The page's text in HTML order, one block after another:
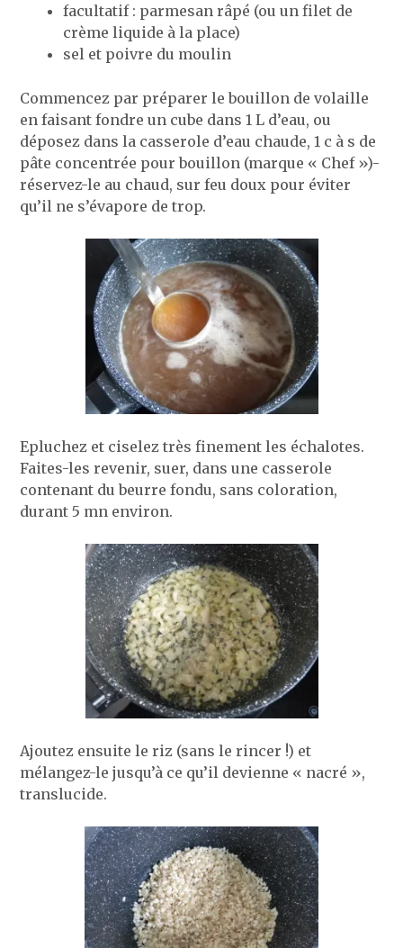
facultatif : parmesan râpé (ou un filet de
crème liquide à la place)
sel et poivre du moulin
Commencez par préparer le bouillon de volaille
en faisant fondre un cube dans 1 L d’eau, ou
déposez dans la casserole d’eau chaude, 1 c à s de
pâte concentrée pour bouillon (marque « Chef »)-
réservez-le au chaud, sur feu doux pour éviter
qu’il ne s’évapore de trop.
Epluchez et ciselez très finement les échalotes.
Faites-les revenir, suer, dans une casserole
contenant du beurre fondu, sans coloration,
durant 5 mn environ.
Ajoutez ensuite le riz (sans le rincer !) et
mélangez-le jusqu’à ce qu’il devienne « nacré »,
translucide.